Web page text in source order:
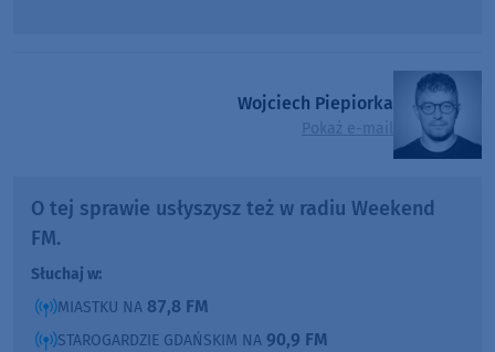
Wojciech Piepiorka
Pokaż e-mail
O tej sprawie usłyszysz też w radiu Weekend
FM.
Słuchaj w:
MIASTKU NA 87,8 FM
STAROGARDZIE GDAŃSKIM NA 90,9 FM